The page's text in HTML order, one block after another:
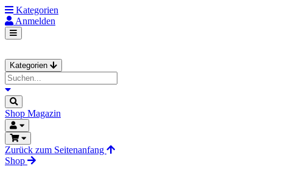
Kategorien
Anmelden
Kategorien
Shop Magazin
Zurück zum Seitenanfang
Shop